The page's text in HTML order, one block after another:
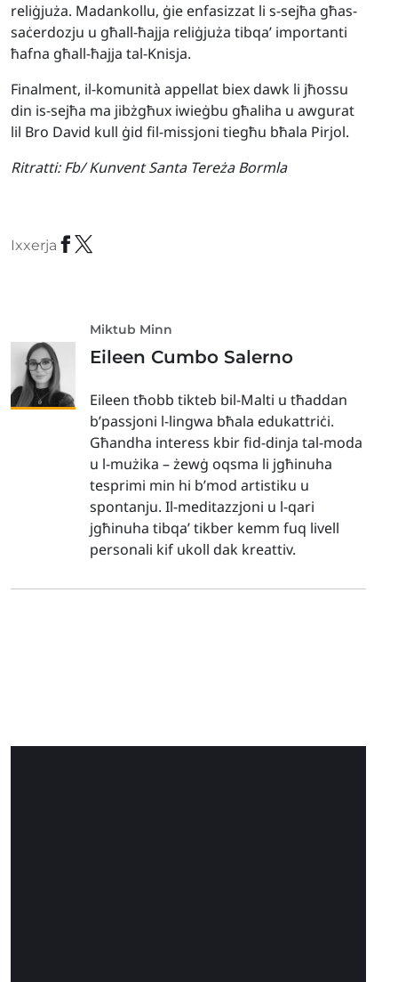
reliġjuża. Madankollu, ġie enfasizzat li s-sejħa għas-
saċerdozju u għall-ħajja reliġjuża tibqa’ importanti
ħafna għall-ħajja tal-Knisja.
Finalment, il-komunità appellat biex dawk li jħossu
din is-sejħa ma jibżgħux iwieġbu għaliha u awgurat
lil Bro David kull ġid fil-missjoni tiegħu bħala Pirjol.
Ritratti: Fb/ Kunvent Santa Tereża Bormla
Ixxerja
Miktub Minn
Eileen Cumbo Salerno
Eileen tħobb tikteb bil-Malti u tħaddan
b’passjoni l-lingwa bħala edukattriċi.
Għandha interess kbir fid-dinja tal-moda
u l-mużika – żewġ oqsma li jgħinuha
tesprimi min hi b’mod artistiku u
spontanju. Il-meditazzjoni u l-qari
jgħinuha tibqa’ tikber kemm fuq livell
personali kif ukoll dak kreattiv.